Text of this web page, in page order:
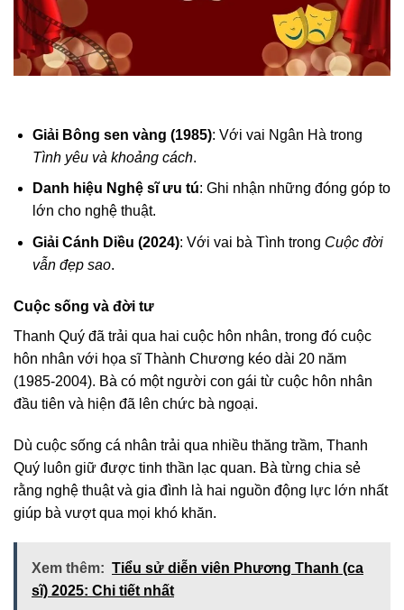
Giải Bông sen vàng (1985): Với vai Ngân Hà trong
Tình yêu và khoảng cách.
Danh hiệu Nghệ sĩ ưu tú: Ghi nhận những đóng góp to
lớn cho nghệ thuật.
Giải Cánh Diều (2024): Với vai bà Tình trong Cuộc đời
vẫn đẹp sao.
Cuộc sống và đời tư
Thanh Quý đã trải qua hai cuộc hôn nhân, trong đó cuộc
hôn nhân với họa sĩ Thành Chương kéo dài 20 năm
(1985-2004). Bà có một người con gái từ cuộc hôn nhân
đầu tiên và hiện đã lên chức bà ngoại.
Dù cuộc sống cá nhân trải qua nhiều thăng trầm, Thanh
Quý luôn giữ được tinh thần lạc quan. Bà từng chia sẻ
rằng nghệ thuật và gia đình là hai nguồn động lực lớn nhất
giúp bà vượt qua mọi khó khăn.
Xem thêm: Tiểu sử diễn viên Phương Thanh (ca
sĩ) 2025: Chi tiết nhất